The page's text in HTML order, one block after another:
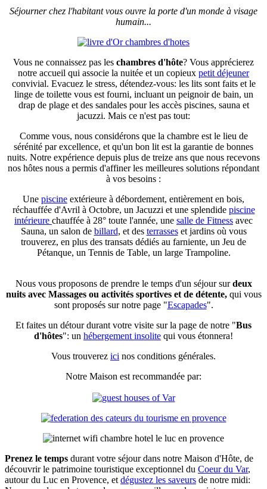
Séjourner chez l'habitant vous ouvre la porte d'un monde à visage
humain...
Vous ne connaissez pas les chambres d'hôte? Vous apprécierez
notre accueil qui associe la nuitée et un copieux petit déjeuner
convivial. Evacuez le stress, détendez-vous: les lits sont faits et le
linge de toilette vous est fourni, incluant un peignoir de bain, un
drap de plage et des sandales pour les accès piscines, sauna et
jacuzzi. Mais ce n'est pas tout:
Comme vous, nous considérons que la chambre est le lieu de
sérénité par excellence, et qu'un bon lit est la garantie de bonnes
nuits. Notre expérience depuis plus de treize ans que nous recevons
nos hôtes nous a permis d'affiner les meilleures solutions répondant
à vos besoins :
Une piscine extérieure à débordement, entièrement en bois,
réchauffée d'Avril à Octobre, un Jacuzzi et une splendide piscine
intérieure chauffée à 28° toute l'année, une salle de Fitness avec
Sauna, un salon de billard, et des terrasseset jardins où vous
trouverez, en plus des transats dédiés au farniente, un Jeu de
Pétanque, un Tennis de Table, un large Trampoline.
Nous vous proposons de prendre le temps d'un séjour surdeux
nuits avec Massages ou activités sportives et de détente, qui vous
sont proposés sur notre page "Escapades".
Et faites un détour durant votre visite sur la page de notre "Bus
d'hôtes": un hébergement insolite qui vous étonnera!
Vous trouverez ici nos conditions générales.
Notre Maison est recommandée par:
Prenez le temps durant votre séjour dans notre Maison d'Hôte, de
découvrir le patrimoine touristique exceptionnel du Coeur du Var,
autour du Luc en Provence, et dégustez les saveurs de notre midi: